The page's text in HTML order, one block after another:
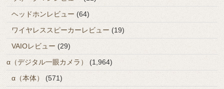
ヘッドホンレビュー (64)
ワイヤレススピーカーレビュー (19)
VAIOレビュー (29)
α（デジタル一眼カメラ）
(1,964)
α（本体）
(571)